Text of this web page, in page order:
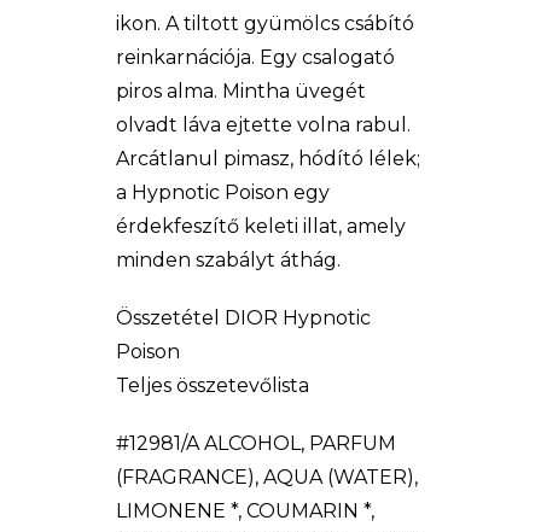
ikon. A tiltott gyümölcs csábító
reinkarnációja. Egy csalogató
piros alma. Mintha üvegét
olvadt láva ejtette volna rabul.
Arcátlanul pimasz, hódító lélek;
a Hypnotic Poison egy
érdekfeszítő keleti illat, amely
minden szabályt áthág.
Összetétel DIOR Hypnotic
Poison
Teljes összetevőlista
#12981/A ALCOHOL, PARFUM
(FRAGRANCE), AQUA (WATER),
LIMONENE *, COUMARIN *,